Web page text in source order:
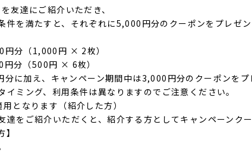
友達にご紹介いただき、
を満たすと、それぞれに5,000円分のクーポンをプレゼン
分（1,000円 × 2枚）
分（500円 × 6枚）
に加え、キャンペーン期間中は3,000円分のクーポンをプ
ミング、利用条件は異なりますのでご注意ください。
となります（紹介した方）
をご紹介いただくと、紹介する方としてキャンペーンク